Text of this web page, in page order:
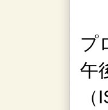
プ
午